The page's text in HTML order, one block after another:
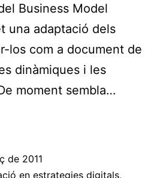
Business Model
una adaptació dels
los com a document de
dinàmiques i les
moment sembla…
de 2011
en estrategies digitals,